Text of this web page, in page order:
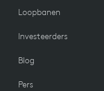
Loopbanen
Investeerders
Blog
Pers